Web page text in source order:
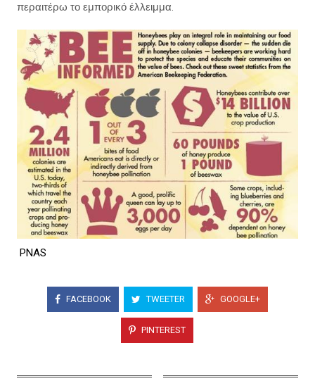
περαιτέρω το εμπορικό έλλειμμα.
PNAS
FACEBOOK TWEETER GOOGLE+
PINTEREST